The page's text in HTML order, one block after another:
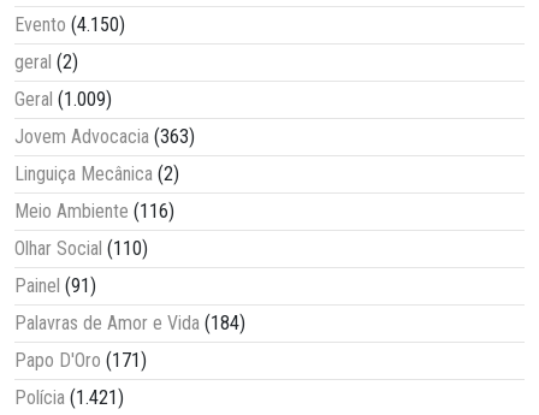
Evento (4.150)
geral (2)
Geral (1.009)
Jovem Advocacia (363)
Linguiça Mecânica (2)
Meio Ambiente (116)
Olhar Social (110)
Painel (91)
Palavras de Amor e Vida (184)
Papo D'Oro (171)
Polícia (1.421)